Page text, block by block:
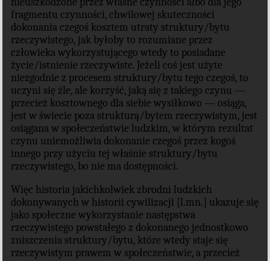
fragmentu czynności, chwilowej skuteczności
dokonania czegoś kosztem utraty struktury/bytu
rzeczywistego, jak byłoby to rozumiane przez
człowieka wykorzystującego wtedy to posiadane
życie/istnienie rzeczywiste. Jeżeli coś jest użyte
niezgodnie z procesem struktury/bytu tego czegoś, to
uczyni się źle, ale korzyść, jaką się z takiego czynu —
przecież kosztownego dla siebie wysiłkowo — osiąga,
jest w świecie poza strukturą/bytem rzeczywistym, jest
osiągana w społeczeństwie ludzkim, w którym rezultat
czynu uniemożliwia dokonanie czegoś przez kogoś
innego przy użyciu tej właśnie struktury/bytu
rzeczywistego, bo nie ma dostępności.
Więc historia jakichkolwiek zbrodni ludzkich
dokonywanych w historii cywilizacji [l.mn.] ukazuje się
jako społeczne wykorzystanie następstwa
rzeczywistego powstałego z dokonanego jednostkowo
zniszczenia struktury/bytu, które wtedy staje się
rzeczywistym prawem w społeczeństwie, a przecież